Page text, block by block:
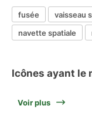
fusée vaisseau
navette spatiale
Icônes ayant le
Voir plus